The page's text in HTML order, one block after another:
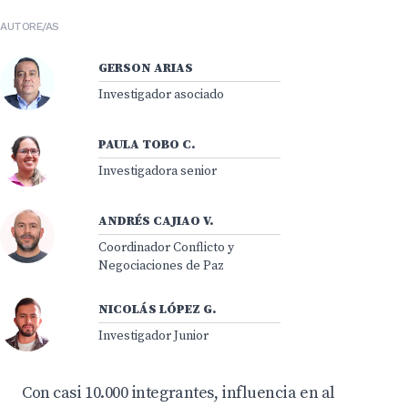
AUTORE/AS
GERSON ARIAS
Investigador asociado
PAULA TOBO C.
Investigadora senior
ANDRÉS CAJIAO V.
Coordinador Conflicto y
Negociaciones de Paz
NICOLÁS LÓPEZ G.
Investigador Junior
Con casi 10.000 integrantes, influencia en al